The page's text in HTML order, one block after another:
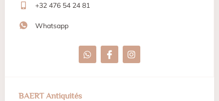
+32 476 54 24 81
Whatsapp
BAERT Antiquités